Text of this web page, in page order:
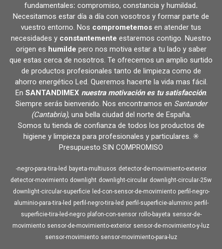
fundamentales: compromiso, constancia y humildad.
Necesitamos estar día a día con vosotros y formar parte de
vuestro entorno. Nos comprometemos en atender tus
necesidades y constantemente estaremos contigo. Nuestro
origen es humilde pero nos motiva estar a tu lado y saber
que estas cerca de nosotros. Te ofrecemos un amplio surtido
de productos profesionales tanto de limpieza como de
ahorro energético Led. Queremos hacerte la vida mas fácil.
En SANTANDIMEX nuestra motivación es tu satisfacción.
Siempre serás bienvenido. Nos encontramos en Santander
(Cantabria), una bella ciudad del norte de España.
Somos tu tienda de confianza de todos los productos de
higiene y limpieza para profesionales y particulares. ✳️
Presupuesto SIN COMPROMISO
-negro-para-tira-led bayeta-multiusos detector-de-movimiento-exterior
detector-movimiento downlight downlight-circular downlight-circular-25w
downlight-circular-superficie
led-con-sensor-de-movimiento perfil-negro-
aluminio-para-tira-led perfil-negro-tira-led perfil-superficie-aluminio perfil-
superficie-tira-led-negro plafon-con-sensor rollo-bayeta sensor-de-
movimiento sensor-de-movimiento-exterior sensor-de-movimiento-y-luz
sensor-movimiento sensor-movimiento-para-luz